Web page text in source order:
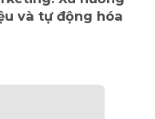
và tự động hóa